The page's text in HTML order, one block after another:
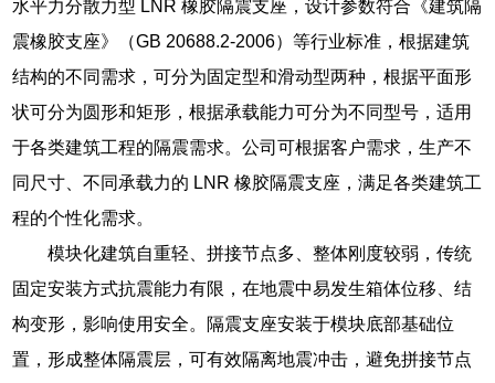
水平力分散力型 LNR 橡胶隔震支座，设计参数符合《建筑隔
震橡胶支座》（GB 20688.2-2006）等行业标准，根据建筑
结构的不同需求，可分为固定型和滑动型两种，根据平面形
状可分为圆形和矩形，根据承载能力可分为不同型号，适用
于各类建筑工程的隔震需求。公司可根据客户需求，生产不
同尺寸、不同承载力的 LNR 橡胶隔震支座，满足各类建筑工
程的个性化需求。
模块化建筑自重轻、拼接节点多、整体刚度较弱，传统
固定安装方式抗震能力有限，在地震中易发生箱体位移、结
构变形，影响使用安全。隔震支座安装于模块底部基础位
置，形成整体隔震层，可有效隔离地震冲击，避免拼接节点